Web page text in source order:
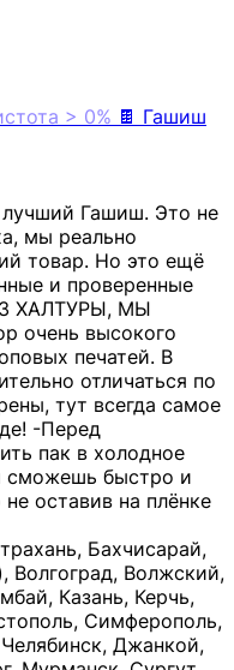
> 0% 🍫 Гашиш
лучший Гашиш. Это не
мы реально
товар. Но это ещё
и проверенные
ХАЛТУРЫ, МЫ
очень высокого
печатей. В
отличаться по
тут всегда самое
-Перед
пак в холодное
сможешь быстро и
оставив на плёнке
Бахчисарай,
Волгоград, Волжский,
Казань, Керчь,
Симферополь,
Джанкой,